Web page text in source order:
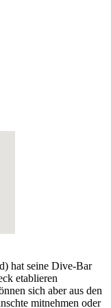
hat seine Dive-Bar
etablieren
sich aber aus den
mitnehmen oder